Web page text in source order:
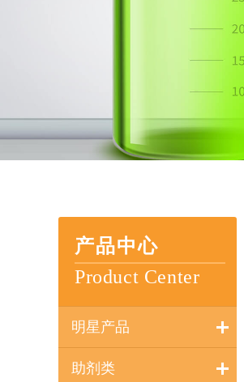
产品中心
Product Center
明星产品
助剂类